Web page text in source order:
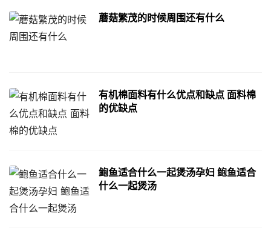
蘑菇繁茂的时候周围还有什么
有机棉面料有什么优点和缺点 面料棉
的优缺点
鲍鱼适合什么一起煲汤孕妇 鲍鱼适合
什么一起煲汤